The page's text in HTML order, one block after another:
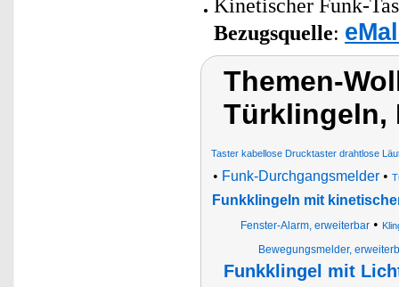
Kinetischer Funk-
Bezugsquelle:
Themen-
Türklingeln,
Taster kabellose Drucktaster drahtlose
• Funk-Durchgangsmelder •
Funkklingeln mit
Fenster-Alarm, erweiterbar•
Bewegungsmelder,
Funkklingel mit